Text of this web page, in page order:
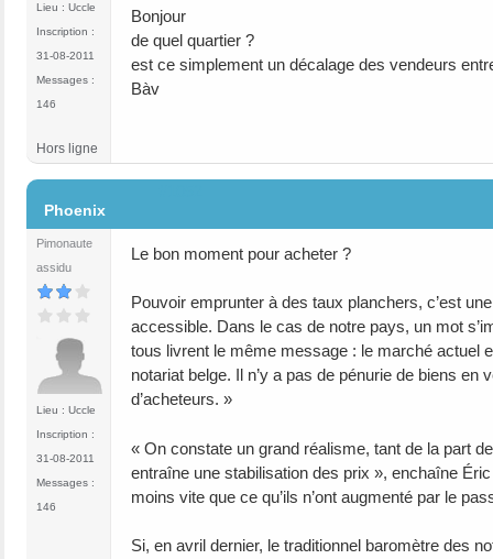
Lieu : Uccle
Inscription :
31-08-2011
Messages :
146
Bonjour
de quel quartier ?
est ce simplement un décalage des vendeurs
Bàv
Hors ligne
Phoenix
Pimonaute
assidu
Lieu : Uccle
Inscription :
31-08-2011
Messages :
146
Le bon moment pour acheter ?
Pouvoir emprunter à des taux planchers, c’est
accessible. Dans le cas de notre pays, un mot
tous livrent le même message : le marché actuel
notariat belge. Il n’y a pas de pénurie de biens
d’acheteurs. »
« On constate un grand réalisme, tant de la part
entraîne une stabilisation des prix », enchaîne
moins vite que ce qu’ils n’ont augmenté par le
Si, en avril dernier, le traditionnel baromètre des